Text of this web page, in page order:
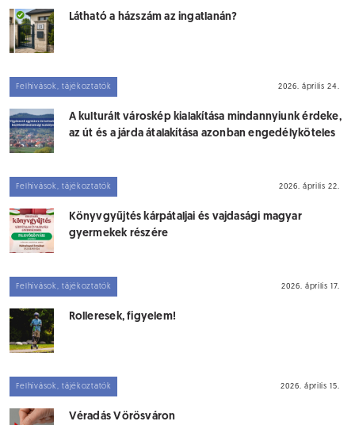
Látható a házszám az ingatlanán?
Felhívások, tájékoztatók 2026. április 24.
A kulturált városkép kialakítása mindannyiunk érdeke,
az út és a járda átalakítása azonban engedélyköteles
Felhívások, tájékoztatók 2026. április 22.
Könyvgyűjtés kárpátaljai és vajdasági magyar
gyermekek részére
Felhívások, tájékoztatók 2026. április 17.
Rolleresek, figyelem!
Felhívások, tájékoztatók 2026. április 15.
Véradás Vörösváron